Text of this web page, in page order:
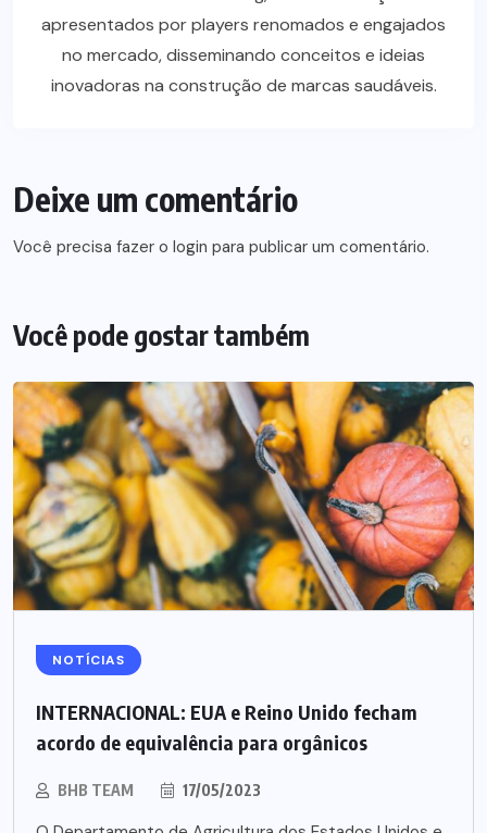
apresentados por players renomados e engajados
no mercado, disseminando conceitos e ideias
inovadoras na construção de marcas saudáveis.
Deixe um comentário
Você precisa fazer o login para publicar um comentário.
Você pode gostar também
NOTÍCIAS
INTERNACIONAL: EUA e Reino Unido fecham
acordo de equivalência para orgânicos
BHB TEAM 17/05/2023